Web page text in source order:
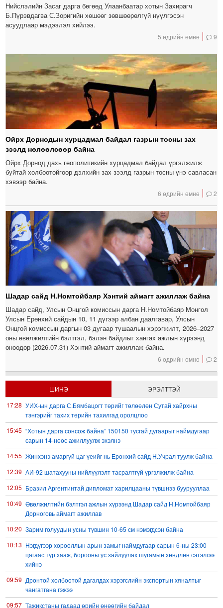
Нийслэлийн Засаг дарга бөгөөд Улаанбаатар хотын Захирагч
Б.Пүрэвдагва С.Зоригийн хөшөөг зөвшөөрөлгүй нүүлгэсэн
асуудлаар мэдээлэл хийлээ.
5 өдрийн өмнө 9
Ойрх Дорнодын хурцадмал байдал газрын тосны зах
зээлд нөлөөлсөөр байна
Ойрх Дорнод дахь геополитикийн хурцадмал байдал үргэлжилж
буйтай холбоотойгоор дэлхийн зах зээлд газрын тосны үнэ савласан
хэвээр байна.
6 өдрийн өмнө 2
Шадар сайд Н.Номтойбаяр Хэнтий аймагт ажиллаж байна
Шадар сайд, Улсын Онцгой комиссын дарга Н.Номтойбаяр Монгол
Улсын Ерөнхий сайдын 10, 11 дүгээр албан даалгавар, Улсын
Онцгой комиссын даргын 03 дугаар тушаалын хэрэгжилт, 2026–2027
оны өвөлжилтийн бэлтгэл, бэлэн байдлыг хангах ажлын хүрээнд
өнөөдөр (2026.07.31) Хэнтий аймагт ажиллаж байна.
6 өдрийн өмнө 2
ШИНЭ
ЭРЭЛТТЭЙ
17:28 УИХ-ын дарга С.Бямбацогт төрийг төлөөлөн Сутай хайрхны
тэнгэрийг тахих төрийн тахилгад оролцлоо
15:45 “Хотын дарга сонсож байна” 150150 тусгай дугаарыг наймдугаар
сарын 14-нөөс ажиллуулж эхэлнэ
14:55 Жинхэнэ амаргүй цаг үеийг нь Ерөнхий сайд Н.Учрал туулж байна
12:39 АИ-92 шатахууны нийлүүлэлт тасралтгүй үргэлжилж байна
12:05 Бразил Аргентинтай дипломат харилцааны түвшнээ буурууллаа
10:49 Өвөлжилтийн бэлтгэл ажлын хүрээнд Шадар сайд Н.Номтойбаяр
Дорноговь аймагт ажиллав
10:20 Зарим голуудын усны түвшин 10-65 см нэмэгдсэн байна
10:13 Нэгдүгээр хорооллын арын замыг наймдугаар сарын 6-ны 23:00
цагаас түр хааж, борооны ус зайлуулах шугамын хөндлөн сэтэлгээ
хийнэ
09:59 Дронтой холбоотой дагалдах хэрэгслийн экспортын хяналтыг
чангатгана гэжээ
09:57 Тажикстаны гадаад өрийн өнөөгийн байдал